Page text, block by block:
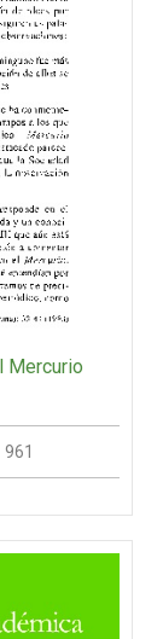
Mercurio
961